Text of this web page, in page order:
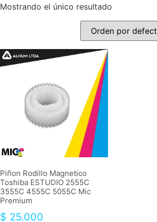
Mostrando el único resultado
Piñon Rodillo Magnetico
Toshiba ESTUDIO 2555C
3555C 4555C 5055C Mic
Premium
$ 25.000